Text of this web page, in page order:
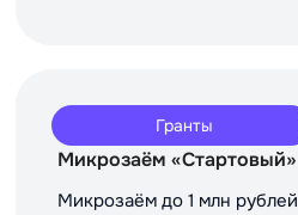
Гранты
Микрозаём «Стартовый»
Микрозаём до 1 млн рублей